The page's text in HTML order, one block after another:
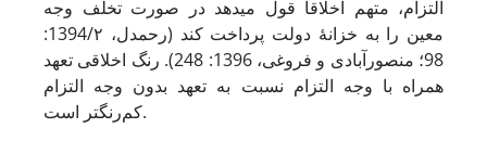
التزام، متهم اخلاقاً قول می‏دهد در صورت تخلف وجه
معین را به خزانۀ دولت پرداخت کند (رحمدل، 1394/۲:
98؛ منصورآبادی و فروغی، 1396: 248). رنگ اخلاقی تعهد
همراه با وجه التزام نسبت به تعهد بدون وجه التزام
کم‌رنگ‏تر است.